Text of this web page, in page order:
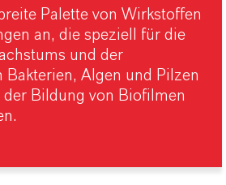
Palette von Wirkstoffen
an, die speziell für die
und der
Bakterien, Algen und Pilzen
der Bildung von Biofilmen